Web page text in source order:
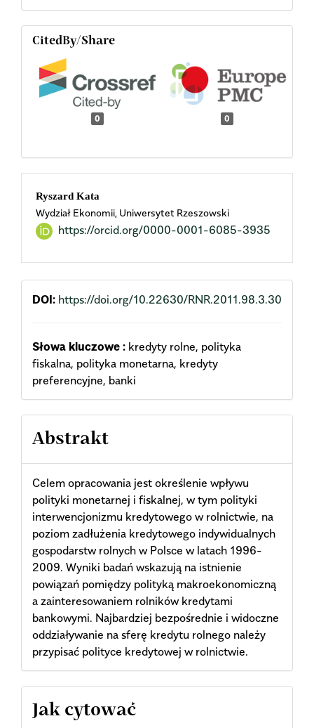
CitedBy/Share
0 0
Main
Article
Content
Ryszard Kata
Wydział Ekonomii, Uniwersytet Rzeszowski
https://orcid.org/0000-0001-6085-3935
DOI: https://doi.org/10.22630/RNR.2011.98.3.30
Słowa kluczowe : kredyty rolne, polityka
fiskalna, polityka monetarna, kredyty
preferencyjne, banki
Abstrakt
Celem opracowania jest określenie wpływu
polityki monetarnej i fiskalnej, w tym polityki
interwencjonizmu kredytowego w rolnictwie, na
poziom zadłużenia kredytowego indywidualnych
gospodarstw rolnych w Polsce w latach 1996-
2009. Wyniki badań wskazują na istnienie
powiązań pomiędzy polityką makroekonomiczną
a zainteresowaniem rolników kredytami
bankowymi. Najbardziej bezpośrednie i widoczne
oddziaływanie na sferę kredytu rolnego należy
przypisać polityce kredytowej w rolnictwie.
Article
Jak cytować